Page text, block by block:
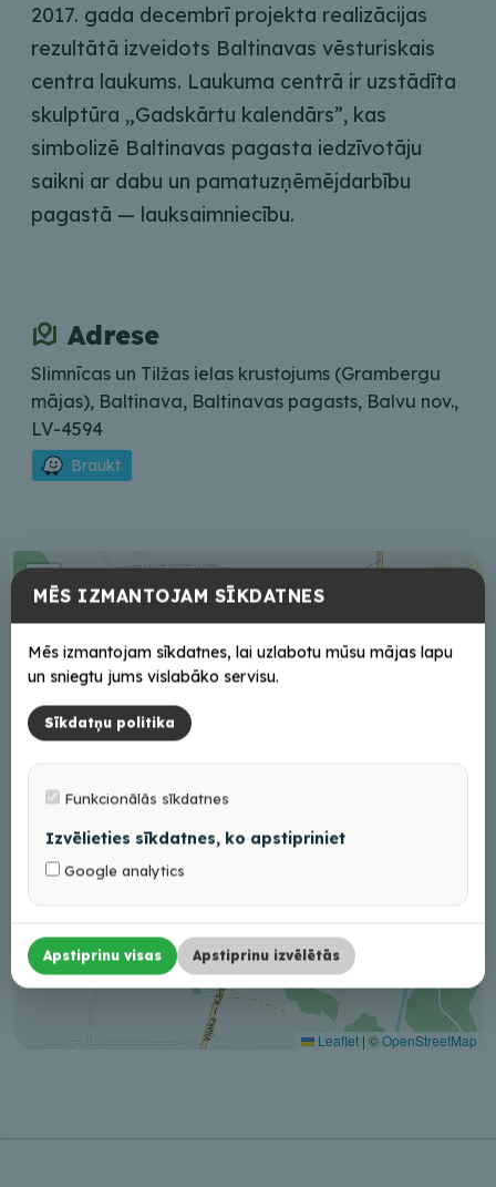
2017. gada decembrī projekta realizācijas
rezultātā izveidots Baltinavas vēsturiskais
centra laukums. Laukuma centrā ir uzstādīta
skulptūra „Gadskārtu kalendārs”, kas
simbolizē Baltinavas pagasta iedzīvotāju
saikni ar dabu un pamatuzņēmējdarbību
pagastā — lauksaimniecību.
Adrese
Slimnīcas un Tilžas ielas krustojums (Grambergu
mājas), Baltinava, Baltinavas pagasts, Balvu nov.,
LV-4594
Braukt
Leaflet | ©OpenStreetMap
MĒS IZMANTOJAM SĪKDATNES
Mēs izmantojam sīkdatnes, lai uzlabotu mūsu mājas lapu
un sniegtu jums vislabāko servisu.
Sīkdatņu politika
Funkcionālās sīkdatnes
Izvēlieties sīkdatnes, ko apstipriniet
Google analytics
Apstiprinu visas Apstiprinu izvēlētās